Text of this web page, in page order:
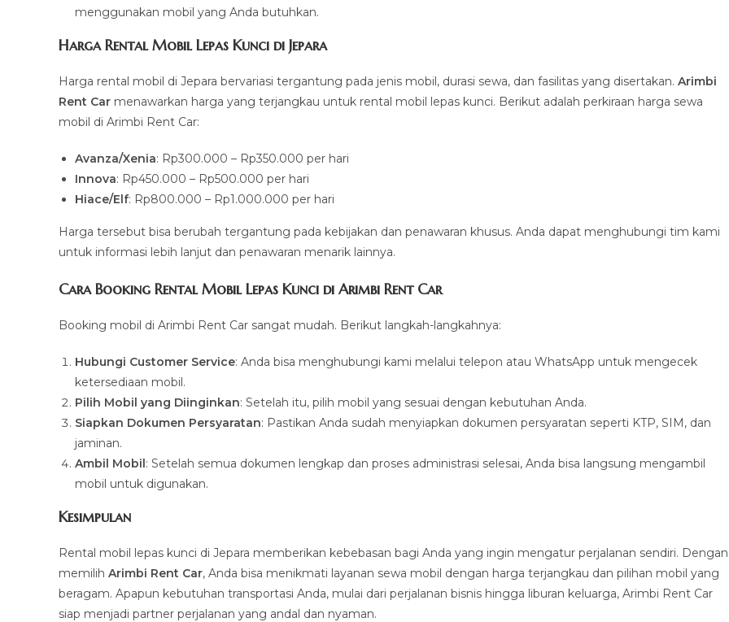
menggunakan mobil yang Anda butuhkan.
Harga Rental Mobil Lepas Kunci di Jepara
Harga rental mobil di Jepara bervariasi tergantung pada jenis mobil, durasi sewa, dan fasilitas yang disertakan. Arimbi
Rent Car menawarkan harga yang terjangkau untuk rental mobil lepas kunci. Berikut adalah perkiraan harga sewa
mobil di Arimbi Rent Car:
Avanza/Xenia: Rp300.000 – Rp350.000 per hari
Innova: Rp450.000 – Rp500.000 per hari
Hiace/Elf: Rp800.000 – Rp1.000.000 per hari
Harga tersebut bisa berubah tergantung pada kebijakan dan penawaran khusus. Anda dapat menghubungi tim kami
untuk informasi lebih lanjut dan penawaran menarik lainnya.
Cara Booking Rental Mobil Lepas Kunci di Arimbi Rent Car
Booking mobil di Arimbi Rent Car sangat mudah. Berikut langkah-langkahnya:
Hubungi Customer Service: Anda bisa menghubungi kami melalui telepon atau WhatsApp untuk mengecek
ketersediaan mobil.
Pilih Mobil yang Diinginkan: Setelah itu, pilih mobil yang sesuai dengan kebutuhan Anda.
Siapkan Dokumen Persyaratan: Pastikan Anda sudah menyiapkan dokumen persyaratan seperti KTP, SIM, dan
jaminan.
Ambil Mobil: Setelah semua dokumen lengkap dan proses administrasi selesai, Anda bisa langsung mengambil
mobil untuk digunakan.
Kesimpulan
Rental mobil lepas kunci di Jepara memberikan kebebasan bagi Anda yang ingin mengatur perjalanan sendiri. Dengan
memilih Arimbi Rent Car, Anda bisa menikmati layanan sewa mobil dengan harga terjangkau dan pilihan mobil yang
beragam. Apapun kebutuhan transportasi Anda, mulai dari perjalanan bisnis hingga liburan keluarga, Arimbi Rent Car
siap menjadi partner perjalanan yang andal dan nyaman.